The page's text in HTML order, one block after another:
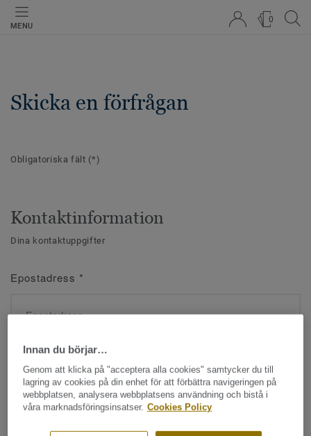
MENU
0
Skicka en förfrågan
Obligatoriska fält (*)
Kontaktinformation
Dina kontaktuppgifter
Epostadress *
Namn*
Innan du börjar…
Genom att klicka på "acceptera alla cookies" samtycker du till
lagring av cookies på din enhet för att förbättra navigeringen på
webbplatsen, analysera webbplatsens användning och bistå i
våra marknadsföringsinsatser. Cookies Policy